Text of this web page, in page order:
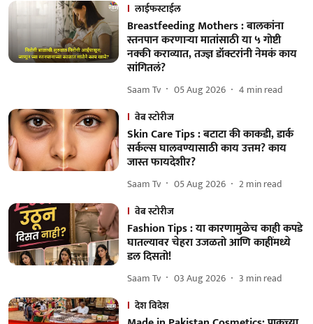
लाईफस्टाईल
Breastfeeding Mothers : बालकांना
स्तनपान करणाऱ्या मातांसाठी या ५ गोष्टी
नक्की कराव्यात, तज्ज्ञ डॉक्टरांनी नेमकं काय
सांगितलं?
Saam Tv 05 Aug 2026 4 min read
वेब स्टोरीज
Skin Care Tips : बटाटा की काकडी, डार्क
सर्कल्स घालवण्यासाठी काय उत्तम? काय
जास्त फायदेशीर?
Saam Tv 05 Aug 2026 2min read
वेब स्टोरीज
Fashion Tips : या कारणामुळेच काही कपडे
घातल्यावर चेहरा उजळतो आणि काहींमध्ये
डल दिसतो!
Saam Tv 03 Aug 2026 3 min read
देश विदेश